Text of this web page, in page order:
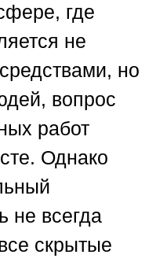
где
не
но
вопрос
работ
Однако
не всегда
скрытые